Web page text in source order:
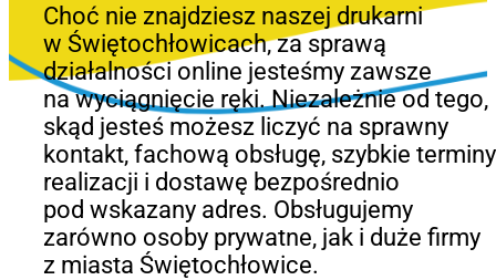
Choć nie znajdziesz naszej drukarni
w Świętochłowicach, za sprawą
działalności online jesteśmy zawsze
na wyciągnięcie ręki. Niezależnie od tego,
skąd jesteś możesz liczyć na sprawny
kontakt, fachową obsługę, szybkie terminy
realizacji i dostawę bezpośrednio
pod wskazany adres. Obsługujemy
zarówno osoby prywatne, jak i duże firmy
z miasta Świętochłowice.